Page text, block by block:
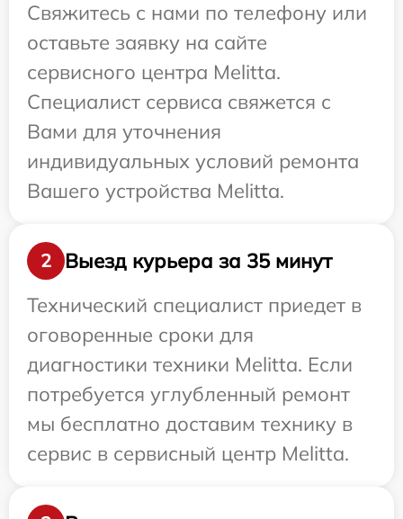
Свяжитесь с нами по телефону или
оставьте заявку на сайте
сервисного центра Melitta.
Специалист сервиса свяжется с
Вами для уточнения
индивидуальных условий ремонта
Вашего устройства Melitta.
2
Выезд курьера за 35 минут
Технический специалист приедет в
оговоренные сроки для
диагностики техники Melitta. Если
потребуется углубленный ремонт
мы бесплатно доставим технику в
сервис в сервисный центр Melitta.